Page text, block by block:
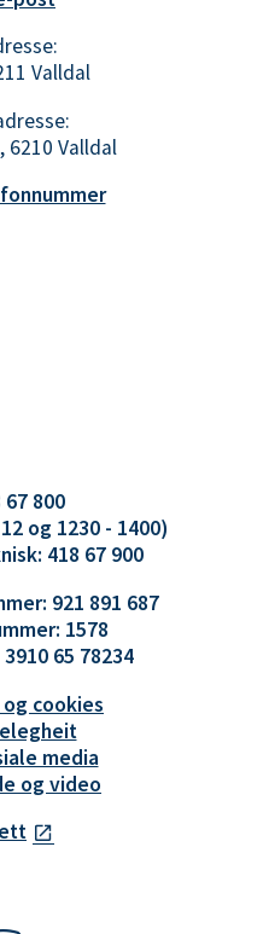
Valldal
6210 Valldal
800
og 1230 - 1400)
418 67 900
921 891 687
1578
65 78234
cookies
media
og video